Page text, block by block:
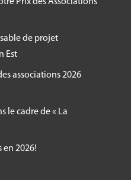
chaque matinée de
CIM
de projet
Est
associations 2026
le cadre de « La
en 2026!